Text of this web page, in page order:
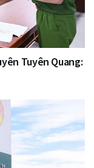
Tuyên Quang: